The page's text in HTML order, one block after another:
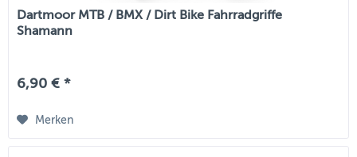
Dartmoor MTB / BMX / Dirt Bike Fahrradgriffe
Shamann
6,90 € *
Merken